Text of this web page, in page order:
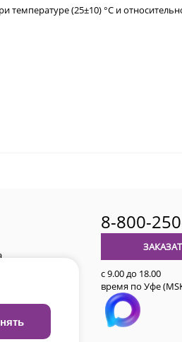
температуре (25±10) °С и
8-800-
с 9.00 до 18.00
время по Уфе